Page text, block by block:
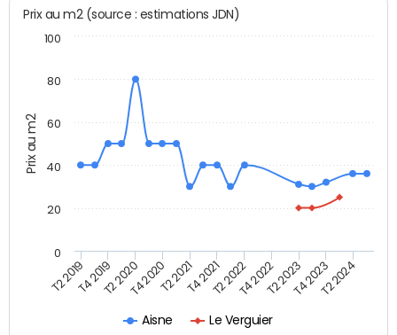
Prix au m2
Prix au m2 (source : estimations JDN)
Aisne Le Verguier
T2 2019T4 2019T2 2020T4 2020T2 2021T4 2021T2 2022T4 2022T2 2023T4 2023T2 2024
0
20
40
60
80
100